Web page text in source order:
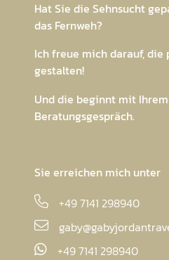
Hat Sie die Sehnsucht
das Fernweh?
Ich freue mich darauf,
gestalten!
Und die beginnt mit
Beratungsgespräch.
Sie erreichen mich unter
+49 7141 298940
+49 7141 298940